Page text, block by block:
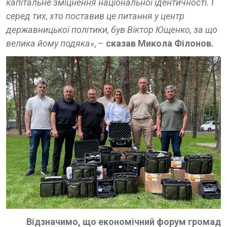
капітальне зміцнення національної ідентичності. І
серед тих, хто поставив це питання у центр
державницької політики, був Віктор Ющенко, за що
велика йому подяка», – сказав Микола Філонов.
Відзначимо, що економічний форум громад